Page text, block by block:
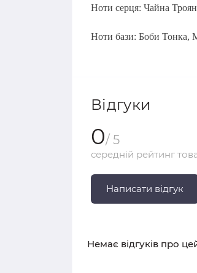
Ноти серця: Чайна
Ноти бази: Боби Тонка,
Відгуки
0/ 5
середній рейтинг
Написати відгук
Немає відгуків про